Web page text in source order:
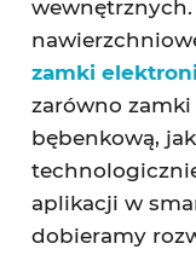
zamki
zarówno zamki
bębenkową,
aplikacji w
dobieramy